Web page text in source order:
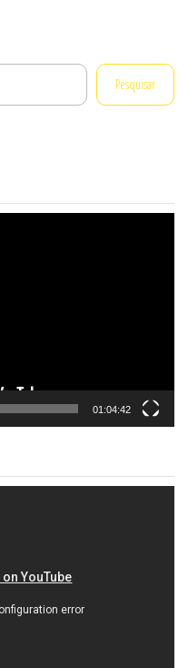
Pesquisar
01:04:42